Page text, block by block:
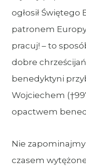
ogłosił
patronem
pracuj! – to
dobre
benedyktyni
Wojciechem
opactwem
Nie
czasem